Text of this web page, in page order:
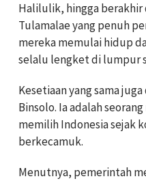
Halilulik, hingga berakhir
Tulamalae yang penuh
mereka memulai hidup
selalu lengket di lumpur
Kesetiaan yang sama
Binsolo. Ia adalah
memilih Indonesia sejak
berkecamuk.
Menutnya, pemerintah